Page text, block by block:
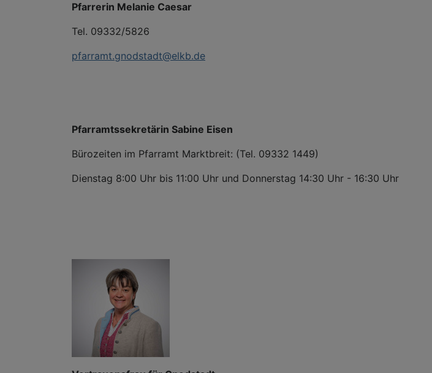
Pfarrerin Melanie Caesar
Tel. 09332/5826
pfarramt.gnodstadt@elkb.de
Pfarramtssekretärin Sabine Eisen
Bürozeiten im Pfarramt Marktbreit: (Tel. 09332 1449)
Dienstag 8:00 Uhr bis 11:00 Uhr und Donnerstag 14:30 Uhr - 16:30 Uhr